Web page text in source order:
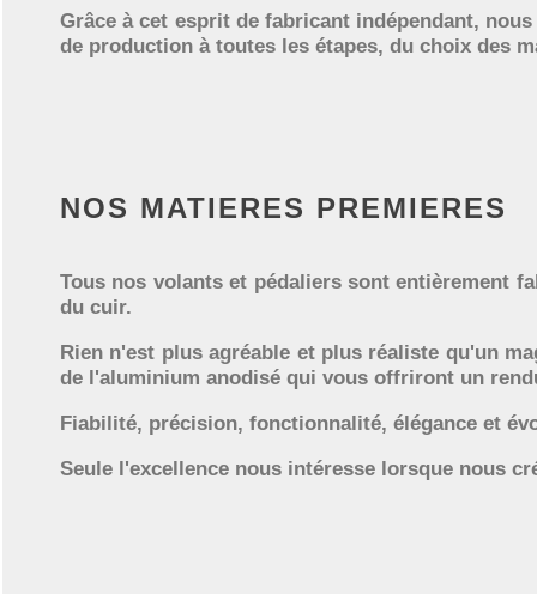
Grâce à cet esprit de fabricant indépendant,
de production à toutes les étapes, du choix des
NOS MATIERES PREMIERES
Tous nos volants et pédaliers sont entièrement
du cuir.
Rien n'est plus agréable et plus réaliste qu'un
de l'aluminium anodisé qui vous offriront un
Fiabilité, précision, fonctionnalité, élégance et
Seule l'excellence nous intéresse lorsque nous